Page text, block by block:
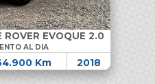
ROVER EVOQUE 2.0
AL DIA
Km 2018